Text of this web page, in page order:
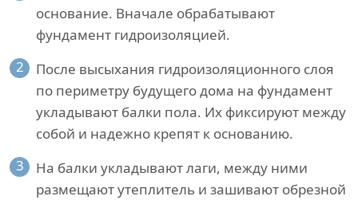
основание. Вначале обрабатывают
фундамент гидроизоляцией.
2
После высыхания гидроизоляционного слоя
по периметру будущего дома на фундамент
укладывают балки пола. Их фиксируют между
собой и надежно крепят к основанию.
3
На балки укладывают лаги, между ними
размещают утеплитель и зашивают обрезной